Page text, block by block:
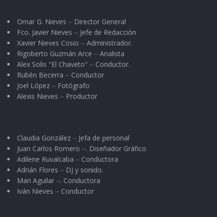
conocer a detalle en el perfil de Facebook de
“Reynas Belleza Nayarit”.
Tags: Kun Díaz
NB México 2014
Nuestra Belleza Nayarit 2014
Omar G. Nieves ⏤ Director General
Fco. Javier Nieves ⏤ Jefe de Redacción
Xavier Nieves Cosio ⏤ Administrador.
Rigoberto Guzmán Arce ⏤ Analista
Alex Solis "El Chaveto" ⏤ Conductor.
Rubén Becerra ⏤ Conductor
Joel López ⏤ Fotógrafo
Alexis Nieves ⏤ Productor
Claudia González ⏤ Jefa de personal
Juan Carlos Romero ⏤. Diseñador Gráfico
Adilene Ruvalcaba ⏤ Conductora
Adrián Flores ⏤ DJ y sonido.
Mari Aguilar ⏤. Conductora
Iván Nieves ⏤ Conductor